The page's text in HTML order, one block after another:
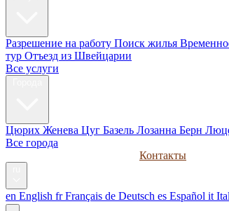
Разрешение на работу Поиск жилья
тур Отъезд из Швейцарии
Все услуги
Цюрих Женева Цуг Базель Лозанна Берн
Все города
Контакты
en English fr Français de Deutsch es Español it